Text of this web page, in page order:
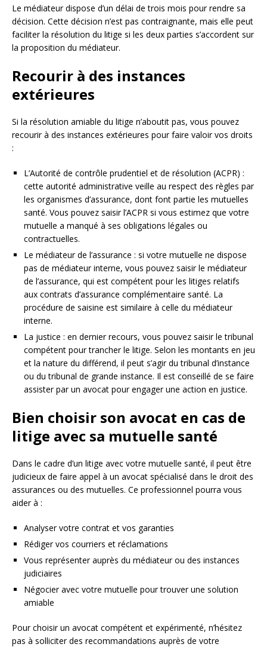
Le médiateur dispose d’un délai de trois mois pour rendre sa
décision. Cette décision n’est pas contraignante, mais elle peut
faciliter la résolution du litige si les deux parties s’accordent sur
la proposition du médiateur.
Recourir à des instances
extérieures
Si la résolution amiable du litige n’aboutit pas, vous pouvez
recourir à des instances extérieures pour faire valoir vos droits
:
L’Autorité de contrôle prudentiel et de résolution (ACPR) :
cette autorité administrative veille au respect des règles par
les organismes d’assurance, dont font partie les mutuelles
santé. Vous pouvez saisir l’ACPR si vous estimez que votre
mutuelle a manqué à ses obligations légales ou
contractuelles.
Le médiateur de l’assurance : si votre mutuelle ne dispose
pas de médiateur interne, vous pouvez saisir le médiateur
de l’assurance, qui est compétent pour les litiges relatifs
aux contrats d’assurance complémentaire santé. La
procédure de saisine est similaire à celle du médiateur
interne.
La justice : en dernier recours, vous pouvez saisir le tribunal
compétent pour trancher le litige. Selon les montants en jeu
et la nature du différend, il peut s’agir du tribunal d’instance
ou du tribunal de grande instance. Il est conseillé de se faire
assister par un avocat pour engager une action en justice.
Bien choisir son avocat en cas de
litige avec sa mutuelle santé
Dans le cadre d’un litige avec votre mutuelle santé, il peut être
judicieux de faire appel à un avocat spécialisé dans le droit des
assurances ou des mutuelles. Ce professionnel pourra vous
aider à :
Analyser votre contrat et vos garanties
Rédiger vos courriers et réclamations
Vous représenter auprès du médiateur ou des instances
judiciaires
Négocier avec votre mutuelle pour trouver une solution
amiable
Pour choisir un avocat compétent et expérimenté, n’hésitez
pas à solliciter des recommandations auprès de votre